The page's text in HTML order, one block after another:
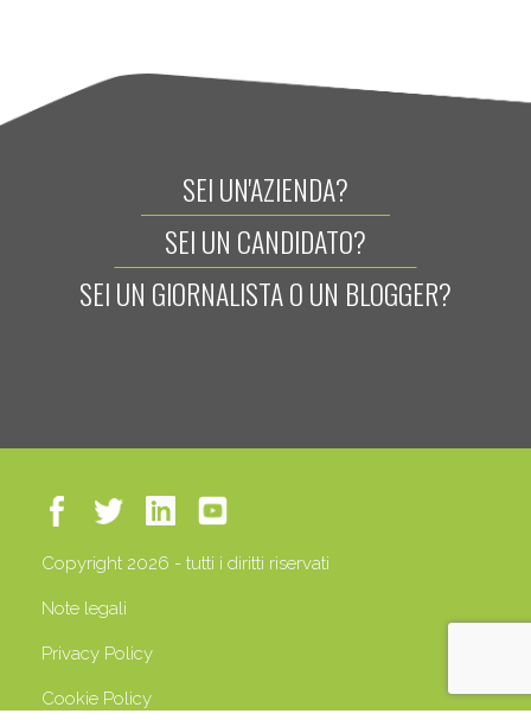
SEI UN'AZIENDA?
SEI UN CANDIDATO?
SEI UN GIORNALISTA O UN BLOGGER?
Copyright 2026 - tutti i diritti riservati
Note legali
Privacy Policy
Cookie Policy